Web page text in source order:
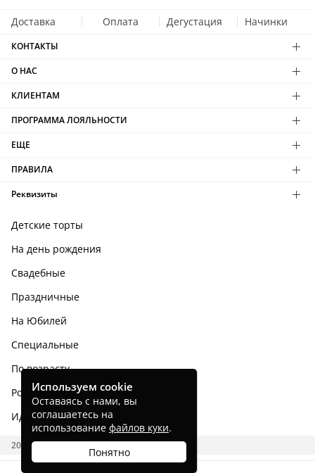
Доставка Оплата Дегустация Начинки
КОНТАКТЫ
О НАС
КЛИЕНТАМ
ПРОГРАММА ЛОЯЛЬНОСТИ
ЕЩЕ
ПРАВИЛА
Реквизиты
Детские торты
На день рождения
Свадебные
Праздничные
На Юбилей
Специальные
По возрасту
Родным и близким
Идеи тортов
2026 CAKES.RU
Используем cookie
Оставаясь с нами, вы
соглашаетесь на
использование файлов куки.
Понятно